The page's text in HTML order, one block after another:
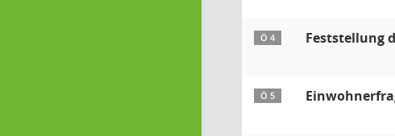
Ö 4 Feststellung
Ö 5